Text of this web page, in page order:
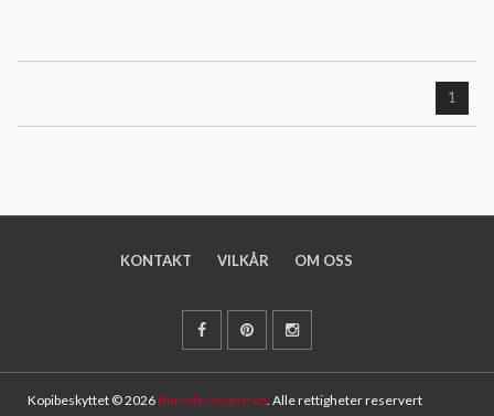
1
KONTAKT VILKÅR OM OSS
Kopibeskyttet © 2026 Bunadspesialisten . Alle rettigheter reservert